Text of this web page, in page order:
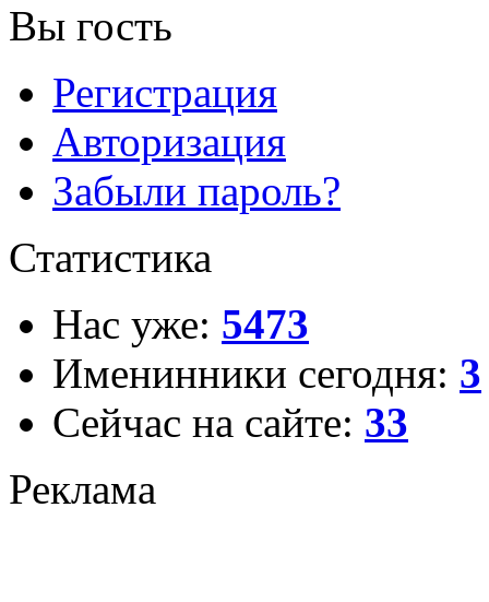
Вы гость
Регистрация
Авторизация
Забыли пароль?
Статистика
Нас уже: 5473
Именинники сегодня: 3
Сейчас на сайте: 33
Реклама